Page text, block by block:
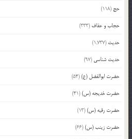
حج (118)
حجاب و عفاف (333)
حدیث (1,737)
حدیث شناسی (97)
حضرت ابوالفضل (ع)(54)
حضرت خدیجه (س)(41)
حضرت رقیه (س)(13)
حضرت زینب (س)(66)